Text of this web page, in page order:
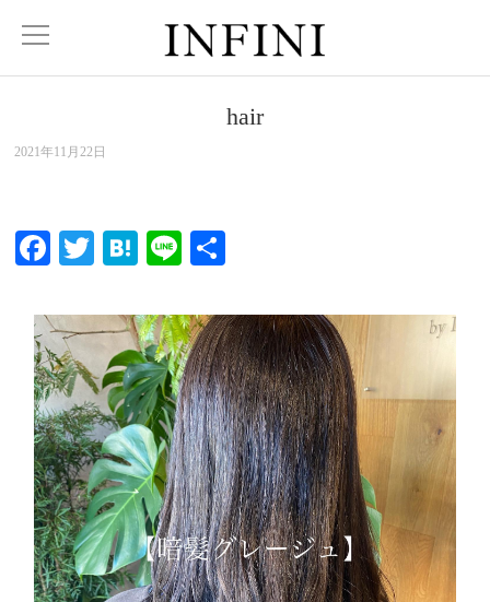
hair
2021年11月22日
Facebook
TwitterHatena
Line